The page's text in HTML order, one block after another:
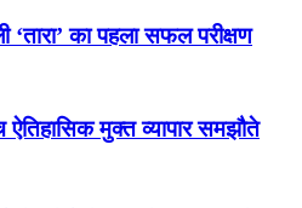
‘तारा’ का पहला सफल परीक्षण
मुक्त व्यापार समझौते